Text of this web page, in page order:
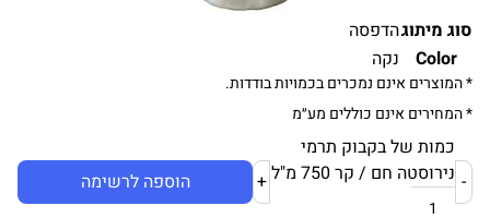
סוג מיתוגהדפסה
Color
נקה
* המוצרים אינם נמכרים בכמויות בודדות.
* המחירים אינם כוללים מע״מ
כמות של בקבוק תרמי
נירוסטה חם / קר 750 מ"ל
+ הוספה לרשימה